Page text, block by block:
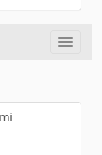
Toggle